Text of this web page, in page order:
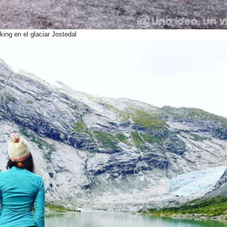
en el glaciar Jostedal